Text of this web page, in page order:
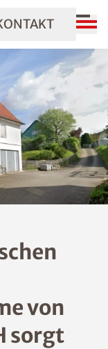
von
sorgt